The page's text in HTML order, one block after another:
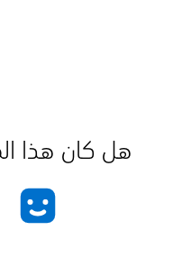
هل كان هذا